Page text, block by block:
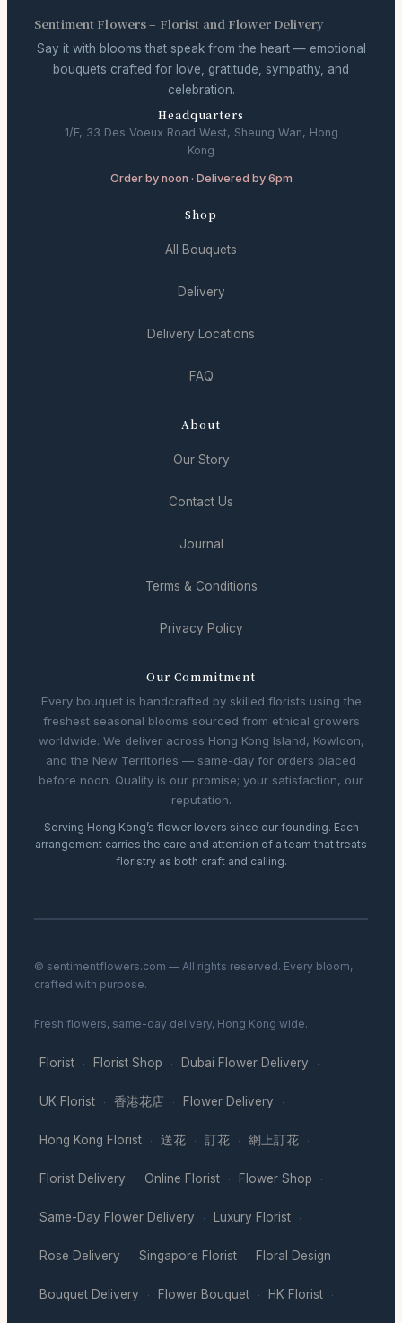
Sentiment Flowers – Florist and Flower Delivery
Say it with blooms that speak from the heart — emotional
bouquets crafted for love, gratitude, sympathy, and
celebration.
Headquarters
1/F, 33 Des Voeux Road West, Sheung Wan, Hong
Kong
Order by noon · Delivered by 6pm
Shop
All Bouquets
Delivery
Delivery Locations
FAQ
About
Our Story
Contact Us
Journal
Terms & Conditions
Privacy Policy
Our Commitment
Every bouquet is handcrafted by skilled florists using the
freshest seasonal blooms sourced from ethical growers
worldwide. We deliver across Hong Kong Island, Kowloon,
and the New Territories — same-day for orders placed
before noon. Quality is our promise; your satisfaction, our
reputation.
Serving Hong Kong’s flower lovers since our founding. Each
arrangement carries the care and attention of a team that treats
floristry as both craft and calling.
© sentimentflowers.com — All rights reserved. Every bloom,
crafted with purpose.
Fresh flowers, same-day delivery, Hong Kong wide.
Florist · Florist Shop · Dubai Flower Delivery ·
UK Florist · 香港花店 · Flower Delivery ·
Hong Kong Florist · 送花 · 訂花 · 網上訂花 ·
Florist Delivery · Online Florist · Flower Shop ·
Same-Day Flower Delivery · Luxury Florist ·
Rose Delivery · Singapore Florist · Floral Design ·
Bouquet Delivery · Flower Bouquet · HK Florist ·